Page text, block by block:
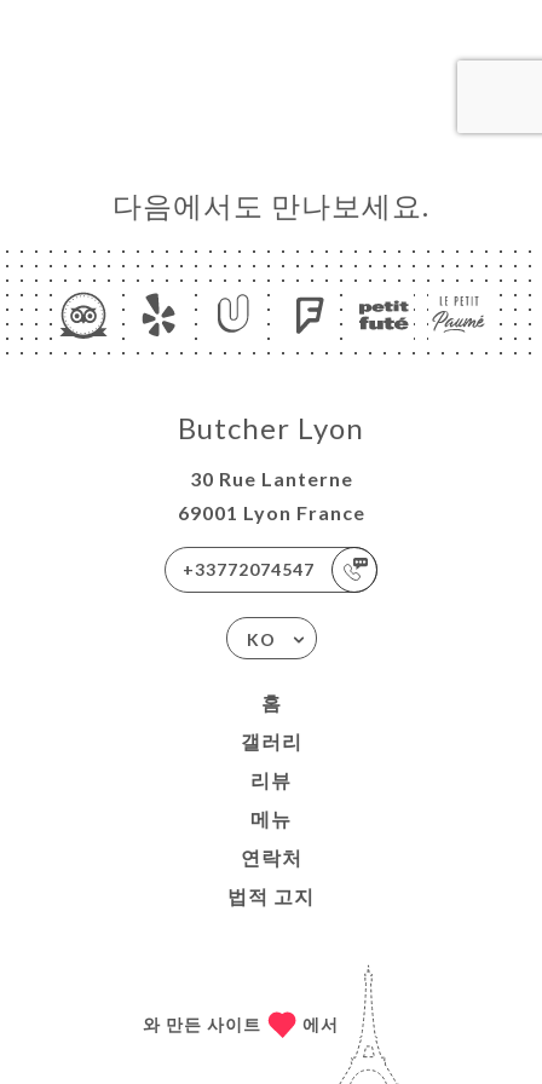
다음에서도 만나보세요.
Butcher Lyon
30 Rue Lanterne
69001 Lyon France
+33772074547
KO
홈
갤러리
리뷰
메뉴
연락처
법적 고지
와 만든 사이트 에서